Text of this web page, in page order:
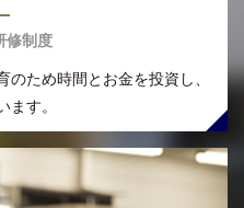
修制度
ため時間とお金を投資し、
ます。